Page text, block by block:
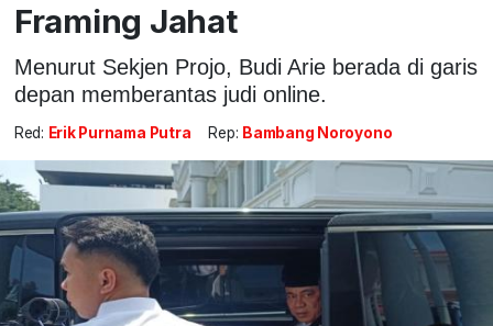
Framing Jahat
Menurut Sekjen Projo, Budi Arie berada di garis
depan memberantas judi online.
Red: Erik Purnama Putra Rep: Bambang Noroyono